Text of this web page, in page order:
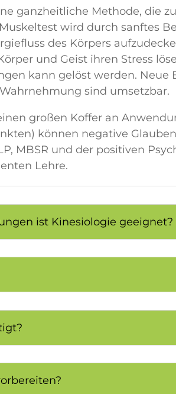
ganzheitliche Methode, die
wird durch sanftes
des Körpers
und Geist ihren Stress
kann gelöst werden.
sind umsetzbar.
großen Koffer an
können negative
MBSR und der positiven
Lehre.
ist Kinesiologie geeignet?